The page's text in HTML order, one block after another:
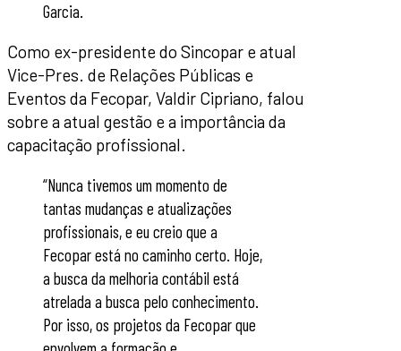
Garcia.
Como ex-presidente do Sincopar e atual
Vice-Pres. de Relações Públicas e
Eventos da Fecopar, Valdir Cipriano, falou
sobre a atual gestão e a importância da
capacitação profissional.
“Nunca tivemos um momento de
tantas mudanças e atualizações
profissionais, e eu creio que a
Fecopar está no caminho certo. Hoje,
a busca da melhoria contábil está
atrelada a busca pelo conhecimento.
Por isso, os projetos da Fecopar que